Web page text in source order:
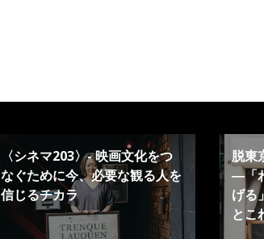
〈シネマ203〉- 映画文化をつ
なぐために今、必要な観る人を
信じるチカラ
脱東
―「
げる
とこ